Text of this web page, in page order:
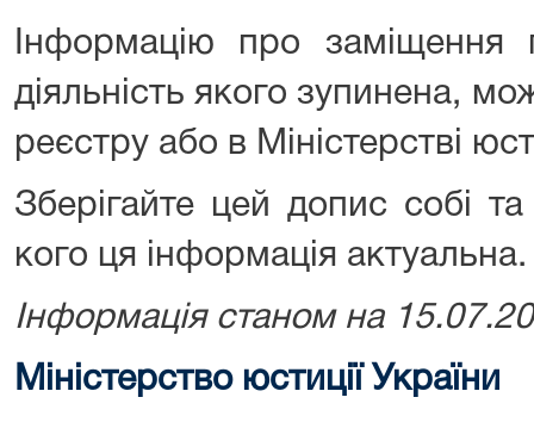
Інформацію про заміщення
діяльність якого зупинена,
реєстру або в Міністерстві
Зберігайте цей допис собі
кого ця інформація актуальна.
Інформація станом на
Міністерство юстиції України